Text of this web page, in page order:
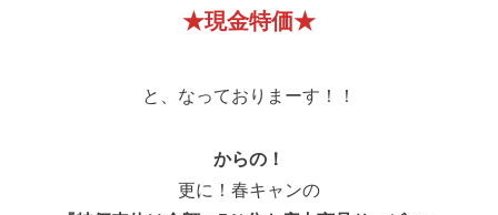
★現金特価★
と、なっておりまーす！！
からの！
更に！春キャンの